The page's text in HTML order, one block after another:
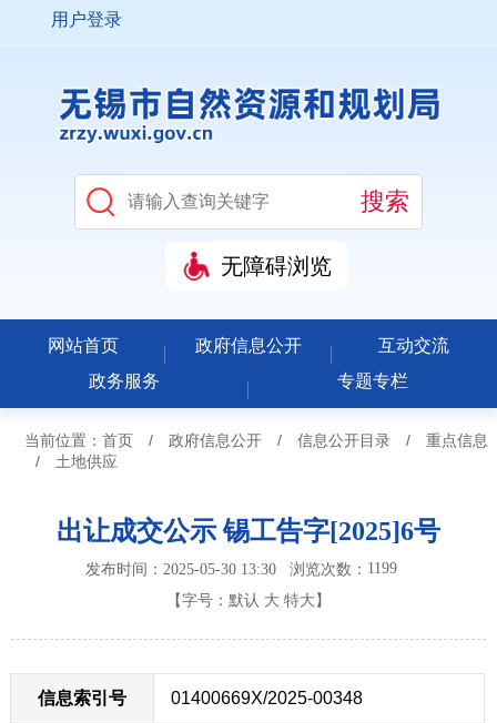
用户登录
无障碍浏览
网站首页 政府信息公开
互动交流
政务服务
专题专栏
当前位置： 首页 / 政府信息公开 / 信息公开目录 /
重点信息
/
土地供应
出让成交公示 锡工告字[2025]6号
发布时间：2025-05-30 13:30 浏览次数： 1199
【字号： 默认 大 特大 】
信息索引号 01400669X/2025-00348